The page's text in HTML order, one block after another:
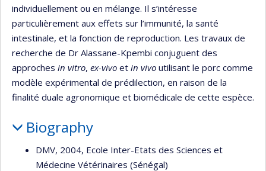
individuellement ou en mélange. Il s’intéresse
particulièrement aux effets sur l’immunité, la santé
intestinale, et la fonction de reproduction. Les travaux de
recherche de Dr Alassane-Kpembi conjuguent des
approches in vitro, ex-vivo et in vivo utilisant le porc comme
modèle expérimental de prédilection, en raison de la
finalité duale agronomique et biomédicale de cette espèce.
Biography
DMV, 2004, Ecole Inter-Etats des Sciences et
Médecine Vétérinaires (Sénégal)